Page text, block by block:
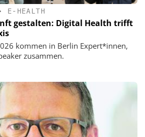
E-HEALTH
gestalten: Digital Health trifft
kommen in Berlin Expert*innen,
zusammen.